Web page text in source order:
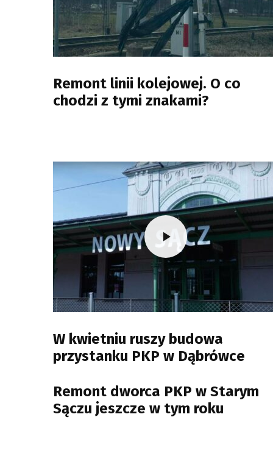
Remont linii kolejowej. O co
chodzi z tymi znakami?
W kwietniu ruszy budowa
przystanku PKP w Dąbrówce
Remont dworca PKP w Starym
Sączu jeszcze w tym roku